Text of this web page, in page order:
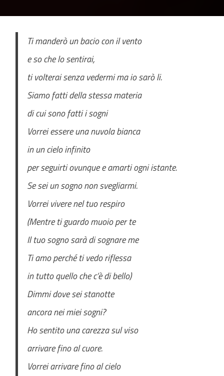
Ti manderò un bacio con il vento
e so che lo sentirai,
ti volterai senza vedermi ma io sarò li.
Siamo fatti della stessa materia
di cui sono fatti i sogni
Vorrei essere una nuvola bianca
in un cielo infinito
per seguirti ovunque e amarti ogni istante.
Se sei un sogno non svegliarmi.
Vorrei vivere nel tuo respiro
(Mentre ti guardo muoio per te
Il tuo sogno sarà di sognare me
Ti amo perché ti vedo riflessa
in tutto quello che c’è di bello)
Dimmi dove sei stanotte
ancora nei miei sogni?
Ho sentito una carezza sul viso
arrivare fino al cuore.
Vorrei arrivare fino al cielo